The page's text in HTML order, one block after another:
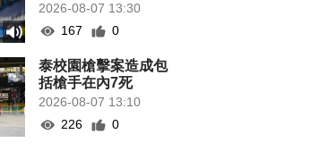
2026-08-07 13:30
167
0
泰校園槍擊案造成包
括槍手在內7死
2026-08-07 13:10
226
0